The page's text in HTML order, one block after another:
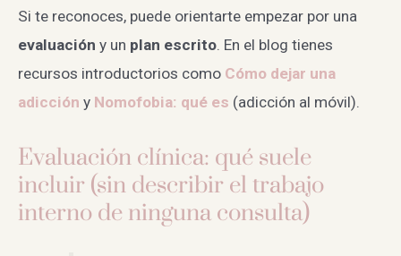
Si te reconoces, puede orientarte empezar por una
evaluación y un plan escrito . En el blog tienes
recursos introductorios como Cómo dejar una
adicción y Nomofobia: qué es (adicción al móvil).
Evaluación clínica: qué suele
incluir (sin describir el trabajo
interno de ninguna consulta)